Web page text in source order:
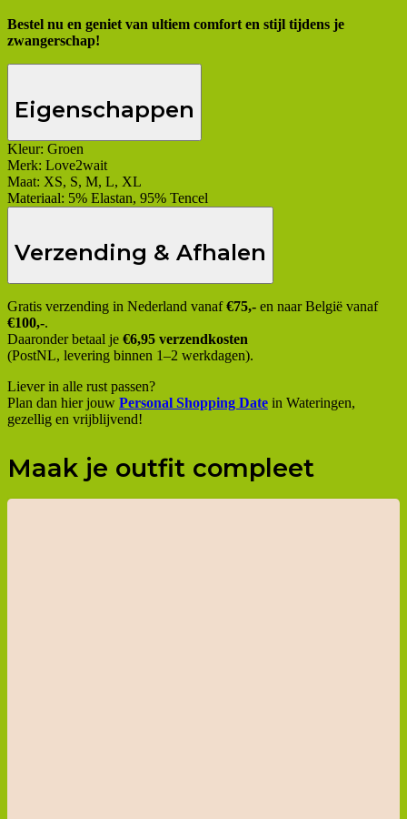
Bestel nu en geniet van ultiem comfort en stijl tijdens je
zwangerschap!
Eigenschappen
Kleur: Groen
Merk: Love2wait
Maat: XS, S, M, L, XL
Materiaal: 5% Elastan, 95% Tencel
Verzending & Afhalen
Gratis verzending in Nederland vanaf€75,- en naar België vanaf
€100,-.
Daaronder betaal je €6,95 verzendkosten
(PostNL, levering binnen 1–2 werkdagen).
Liever in alle rust passen?
Plan dan hier jouw Personal Shopping Date in Wateringen,
gezellig en vrijblijvend!
Maak je outfit compleet